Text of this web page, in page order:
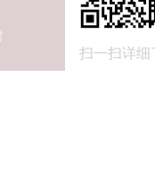
扫一扫详细